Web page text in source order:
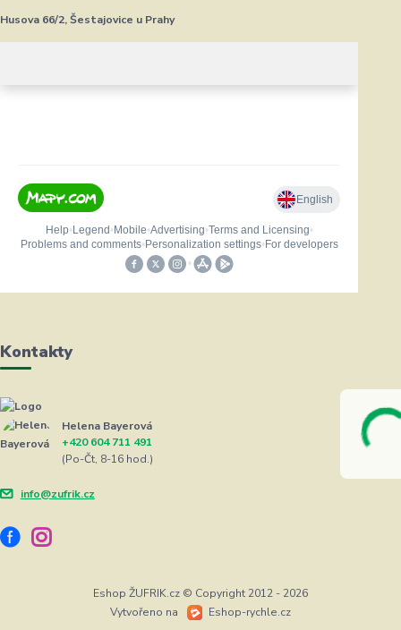
Husova 66/2, Šestajovice u Prahy
Kontakty
Helena Bayerová
+420 604 711 491
(Po-Čt, 8-16 hod.)
info@zufrik.cz
Eshop ŽUFRIK.cz © Copyright 2012 - 2026
Vytvořeno na
Eshop-rychle.cz